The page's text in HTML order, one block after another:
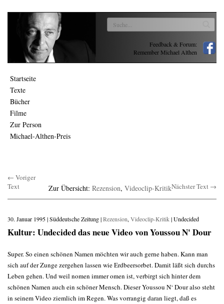
Feedback & Forum:
Remember Michael Althen
Startseite
Texte
Bücher
Filme
Zur Person
Michael-Althen-Preis
← Voriger
Text
Zur Übersicht: Rezension, Videoclip-KritikNächster Text →
30. Januar 1995 | Süddeutsche Zeitung |Rezension, Videoclip-Kritik| Undecided
Kultur: Undecided das neue Video von Youssou N' Dour
Super. So einen schönen Namen möchten wir auch gerne haben. Kann man
sich auf der Zunge zergehen lassen wie Erdbeersorbet. Damit läßt sich durchs
Leben gehen. Und weil nomen immer omen ist, verbirgt sich hinter dem
schönen Namen auch ein schöner Mensch. Dieser Youssou N‘ Dour also steht
in seinem Video ziemlich im Regen. Was vorrangig daran liegt, daß es